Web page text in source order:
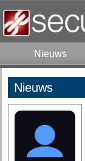
Nieuws
Nieuws